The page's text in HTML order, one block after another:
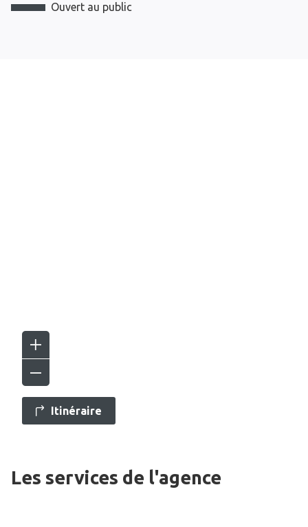
Ouvert au public
Itinéraire
Les services de l'agence